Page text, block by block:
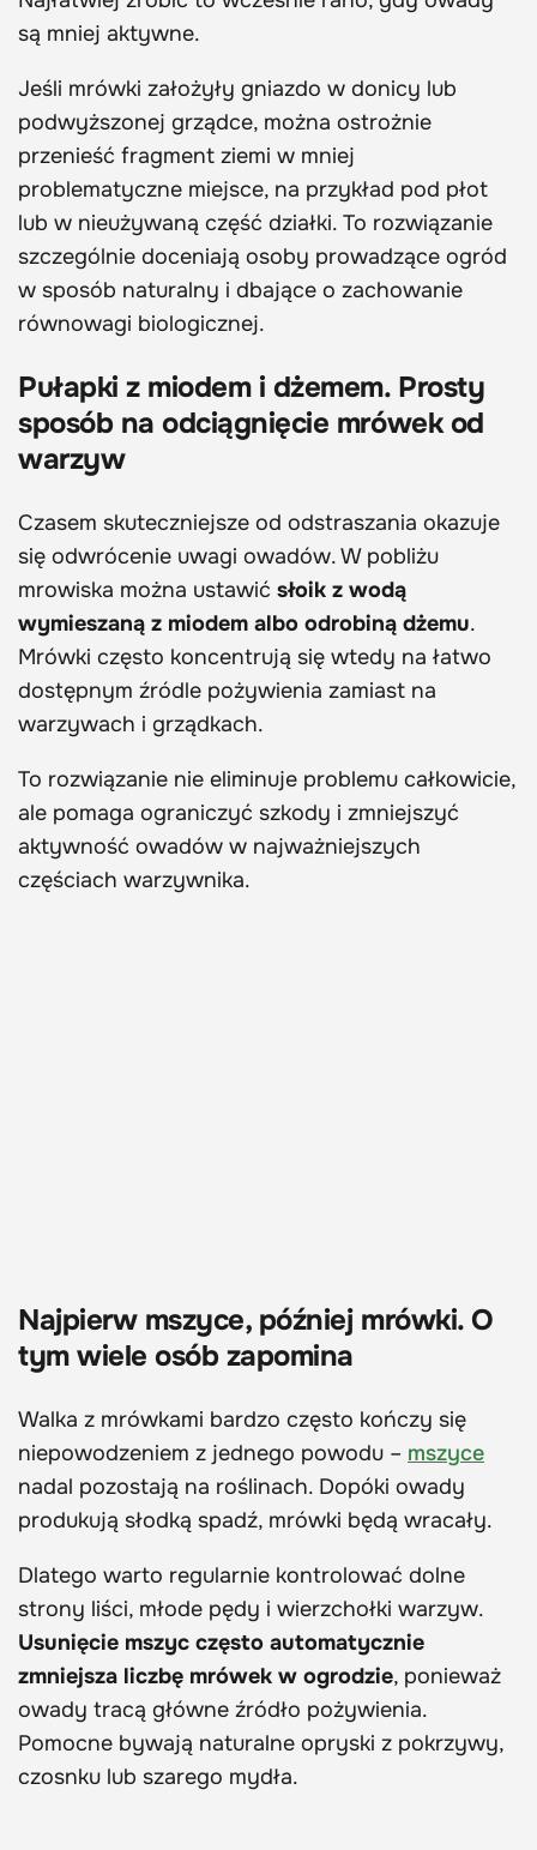
są mniej aktywne.
Jeśli mrówki założyły gniazdo w donicy lub
podwyższonej grządce, można ostrożnie
przenieść fragment ziemi w mniej
problematyczne miejsce, na przykład pod płot
lub w nieużywaną część działki. To rozwiązanie
szczególnie doceniają osoby prowadzące ogród
w sposób naturalny i dbające o zachowanie
równowagi biologicznej.
Pułapki z miodem i dżemem. Prosty
sposób na odciągnięcie mrówek od
warzyw
Czasem skuteczniejsze od odstraszania okazuje
się odwrócenie uwagi owadów. W pobliżu
mrowiska można ustawić słoik z wodą
wymieszaną z miodem albo odrobiną dżemu.
Mrówki często koncentrują się wtedy na łatwo
dostępnym źródle pożywienia zamiast na
warzywach i grządkach.
To rozwiązanie nie eliminuje problemu całkowicie,
ale pomaga ograniczyć szkody i zmniejszyć
aktywność owadów w najważniejszych
częściach warzywnika.
Najpierw mszyce, później mrówki. O
tym wiele osób zapomina
Walka z mrówkami bardzo często kończy się
niepowodzeniem z jednego powodu – mszyce
nadal pozostają na roślinach. Dopóki owady
produkują słodką spadź, mrówki będą wracały.
Dlatego warto regularnie kontrolować dolne
strony liści, młode pędy i wierzchołki warzyw.
Usunięcie mszyc często automatycznie
zmniejsza liczbę mrówek w ogrodzie, ponieważ
owady tracą główne źródło pożywienia.
Pomocne bywają naturalne opryski z pokrzywy,
czosnku lub szarego mydła.